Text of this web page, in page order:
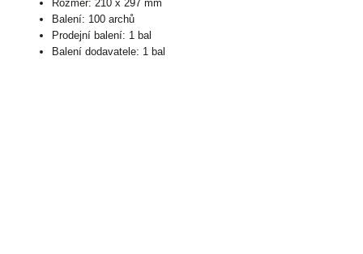
Rozměr: 210 x 297 mm
Balení: 100 archů
Prodejní balení: 1 bal
Balení dodavatele: 1 bal